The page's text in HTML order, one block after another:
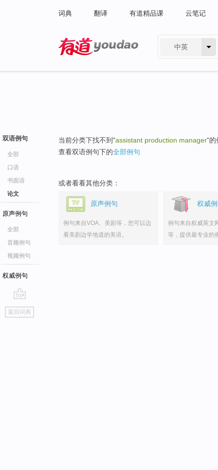
词典 翻译 有道精品课 云笔记
中英
双语例句
全部
口语
书面语
论文
原声例句
全部
音频例句
视频例句
权威例句
go
top
返回词典
当前分类下找不到"assistant production manager"的
查看双语例句下的全部例句
或者看看其他分类：
原声例句
例句来自VOA、美剧等，您可以边
看美剧边学地道的美语。
权威
例句来自权威英文
等，提供最专业的